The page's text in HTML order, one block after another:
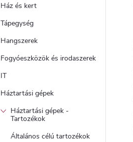
Ház és kert
Tápegység
Hangszerek
Fogyóeszközök és irodaszerek
IT
Háztartási gépek
Háztartási gépek -
Tartozékok
Általános célú tartozékok